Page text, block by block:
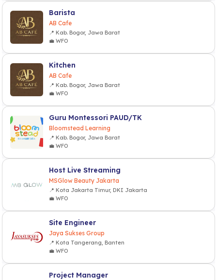
Barista
AB Cafe
📍 Kab. Bogor, Jawa Barat
💼 WFO
Kitchen
AB Cafe
📍 Kab. Bogor, Jawa Barat
💼 WFO
Guru Montessori PAUD/TK
Bloomstead Learning
📍 Kab. Bogor, Jawa Barat
💼 WFO
Host Live Streaming
MSGlow Beauty Jakarta
📍 Kota Jakarta Timur, DKI Jakarta
💼 WFO
Site Engineer
Jaya Sukses Group
📍 Kota Tangerang, Banten
💼 WFO
Project Manager